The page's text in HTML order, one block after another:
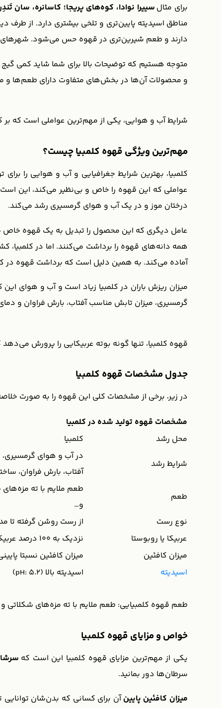
برای مثال سییرا نوادا، کوه‌های پریجا؛ کاسانره، سان
مناطق اسیدیته پایین‌تری و تلخی بیشتری دارد. از طرف
دارند و طعم شیرین‌تری در قهوه حس می‌شود. شهرهای
متوجه هستیم که توضیحات بالا برای شما شاید کمی ‌گیج
و محصولات آن‌ها در بخش‌های متفاوت دارای طعم‌ها و
شرایط آب و هوایی، یکی از مهم‌ترین عواملی است که بر
مهم‌ترین ویژگی قهوه کلمبیا چیست؟
عواملی که این قهوه را خاص و بی‌نظیر می‌کند، این است
درختان موز و در یک آب و هوای گرمسیری رشد می‌کند.
عامل دیگری که این محصول را تبدیل به یک قهوه خاص
همه دانه‌های قهوه را برداشت می‌کنند. اما در
آماده می‌کند. به همین دلیل است که برداشت قهوه در
میزان ریزش باران در کلمبیا زیاد است و آب و هوای
گرمسیری، میزان تابش مناسب آفتاب، بارش فراوان
قهوه کلمبیا، تنها گونه بوته‌ عربیکایی را پرورش
جدول مشخصات قهوه کلمبیا
در زیر، برخی از مشخصات کلی این قهوه را به صورت
مشخصات قهوه تولید شده در کلمبیا
محل رشد
کلمبیا
شرایط رشد
در آب و هوای
آفتاب، بارش فراوان،
طعم
طعم ملایم با ته
و…
نوع رست
از رست روشن گرفته تا
عربیکا یا روبوستا
نزدیک به 100 درصد عربیکا
میزان کافئین
میزان کافئین نسبتا
اسیدیته
اسیدیته بالا (pH: 5.2)
طعم قهوه کلمبیایی: طعم ملایم با ته مزه‌های شکلاتی
خواص و مزایای قهوه کلمبیا
یکی از مهم‌ترین مزایای قهوه کلمبیا این است که
سرطان‌ها دور بمانید.
میزان کافئین پایینآن برای کسانی که بدن‌شان